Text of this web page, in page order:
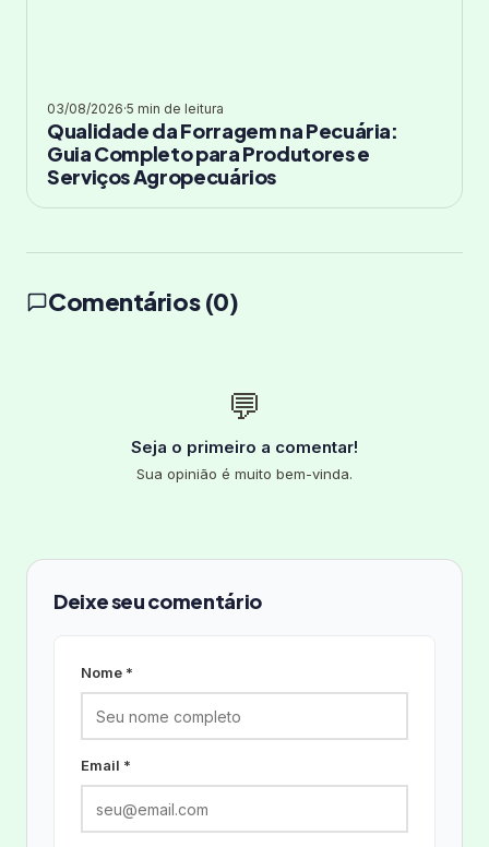
03/08/2026·5 min de leitura
Qualidade da Forragem na Pecuária:
Guia Completo para Produtores e
Serviços Agropecuários
Comentários (0)
💬
Seja o primeiro a comentar!
Sua opinião é muito bem-vinda.
Deixe seu comentário
Nome *
Email *